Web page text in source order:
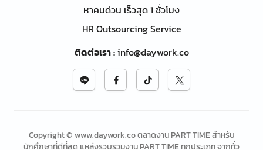
หาคนด่วน เร็วสุด 1 ชั่วโมง
HR Outsourcing Service
ติดต่อเรา:info@daywork.co
Copyright © www.daywork.co ตลาดงาน PART TIME สำหรับ
นักศึกษาที่ดีที่สุด แหล่งรวบรวมงาน PART TIME ทุกประเภท จากทั่ว